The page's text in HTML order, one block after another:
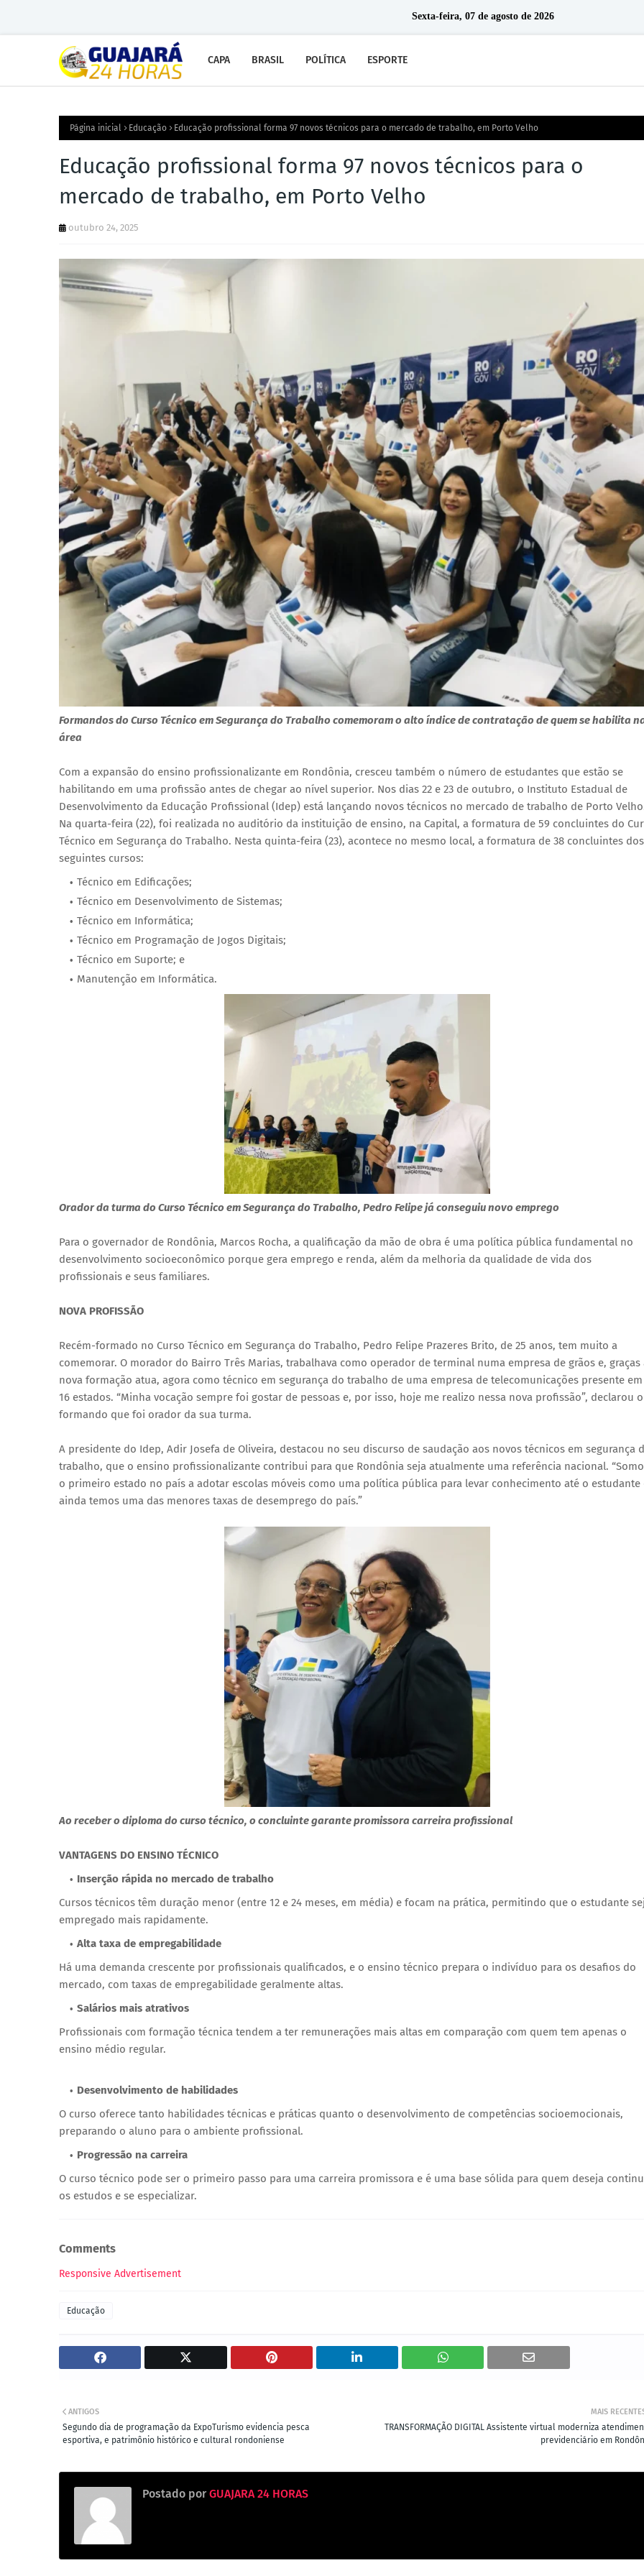
Sexta-feira, 07 de agosto de 2026
CAPA BRASIL POLÍTICA ESPORTE
Página inicial Educação Educação profissional forma 97 novos técnicos para o mercado de trabalho, em Porto Velho
Educação profissional forma 97 novos técnicos para o
mercado de trabalho, em Porto Velho
outubro 24, 2025
Formandos do Curso Técnico em Segurança do Trabalho comemoram o alto índice de contratação de quem se habilita
área
Com a expansão do ensino profissionalizante em Rondônia, cresceu também o número de estudantes que estão se
habilitando em uma profissão antes de chegar ao nível superior. Nos dias 22 e 23 de outubro, o Instituto Estadual de
Desenvolvimento da Educação Profissional (Idep) está lançando novos técnicos no mercado de trabalho de Porto
Na quarta-feira (22), foi realizada no auditório da instituição de ensino, na Capital, a formatura de 59 concluintes do
Técnico em Segurança do Trabalho. Nesta quinta-feira (23), acontece no mesmo local, a formatura de 38 concluintes dos
seguintes cursos:
Técnico em Edificações;
Técnico em Desenvolvimento de Sistemas;
Técnico em Informática;
Técnico em Programação de Jogos Digitais;
Técnico em Suporte; e
Manutenção em Informática.
Orador da turma do Curso Técnico em Segurança do Trabalho, Pedro Felipe já conseguiu novo emprego
Para o governador de Rondônia, Marcos Rocha, a qualificação da mão de obra é uma política pública fundamental no
desenvolvimento socioeconômico porque gera emprego e renda, além da melhoria da qualidade de vida dos
profissionais e seus familiares.
NOVA PROFISSÃO
Recém-formado no Curso Técnico em Segurança do Trabalho, Pedro Felipe Prazeres Brito, de 25 anos, tem muito a
comemorar. O morador do Bairro Três Marias, trabalhava como operador de terminal numa empresa de grãos e, graças
nova formação atua, agora como técnico em segurança do trabalho de uma empresa de telecomunicações presente em
16 estados. “Minha vocação sempre foi gostar de pessoas e, por isso, hoje me realizo nessa nova profissão”, declarou o
formando que foi orador da sua turma.
A presidente do Idep, Adir Josefa de Oliveira, destacou no seu discurso de saudação aos novos técnicos em segurança
trabalho, que o ensino profissionalizante contribui para que Rondônia seja atualmente uma referência nacional.
o primeiro estado no país a adotar escolas móveis como uma política pública para levar conhecimento até o estudante
ainda temos uma das menores taxas de desemprego do país.”
Ao receber o diploma do curso técnico, o concluinte garante promissora carreira profissional
VANTAGENS DO ENSINO TÉCNICO
Inserção rápida no mercado de trabalho
Cursos técnicos têm duração menor (entre 12 e 24 meses, em média) e focam na prática, permitindo que o estudante
empregado mais rapidamente.
Alta taxa de empregabilidade
Há uma demanda crescente por profissionais qualificados, e o ensino técnico prepara o indivíduo para os desafios do
mercado, com taxas de empregabilidade geralmente altas.
Salários mais atrativos
Profissionais com formação técnica tendem a ter remunerações mais altas em comparação com quem tem apenas o
ensino médio regular.
Desenvolvimento de habilidades
O curso oferece tanto habilidades técnicas e práticas quanto o desenvolvimento de competências socioemocionais,
preparando o aluno para o ambiente profissional.
Progressão na carreira
O curso técnico pode ser o primeiro passo para uma carreira promissora e é uma base sólida para quem deseja
os estudos e se especializar.
Comments
Responsive Advertisement
Educação
MAIS
TRANSFORMAÇÃO DIGITAL Assistente virtual moderniza
previdenciário em
ANTIGOS
Segundo dia de programação da ExpoTurismo evidencia pesca
esportiva, e patrimônio histórico e cultural rondoniense
Postado por GUAJARA 24 HORAS